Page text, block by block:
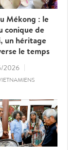
qui
les
à travers le
Mékong : le
conique de
un héritage
le temps
2026